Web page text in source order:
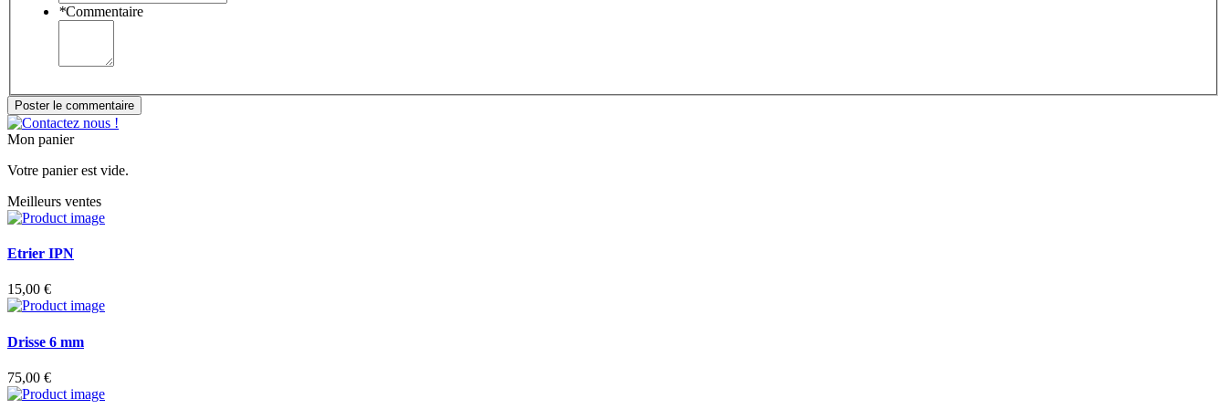
*Commentaire
Poster le commentaire
Mon panier
Votre panier est vide.
Meilleurs ventes
Etrier IPN
15,00 €
Drisse 6 mm
75,00 €